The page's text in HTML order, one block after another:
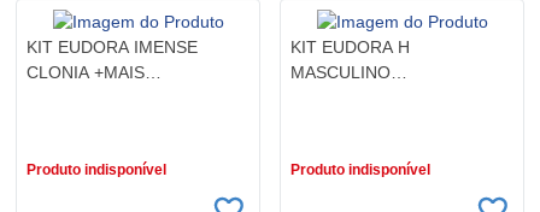
KIT EUDORA IMENSE
CLONIA +MAIS
Produto indisponível
KIT EUDORA H
MASCULINO
Produto indisponível